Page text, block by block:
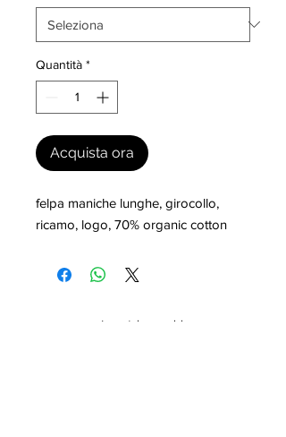
Quantità *
Acquista ora
felpa maniche lunghe, girocollo,
ricamo, logo, 70% organic cotton
I nostri marchi